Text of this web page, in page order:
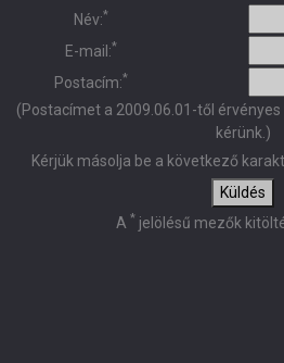
Név:*
E-mail:*
Postacím:*
(Postacímet a 2009.06.01-től
kérünk.)
Kérjük másolja be a következő
Küldés
A * jelölésű mezők